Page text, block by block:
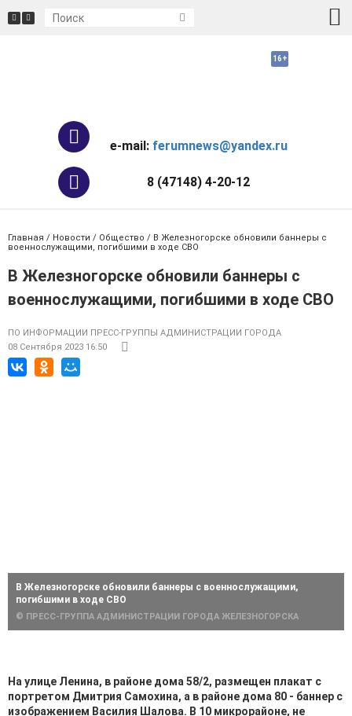
e-mail: ferumnews@yandex.ru
8 (47148) 4-20-12
Главная / Новости / Общество / В Железногорске обновили баннеры с
военнослужащими, погибшими в ходе СВО
В Железногорске обновили баннеры с
военнослужащими, погибшими в ходе СВО
ПО ИНФОРМАЦИИ ПРЕСС-ГРУППЫ АДМИНИСТРАЦИИ ГОРОДА
08 Сентября 2023 16:50
В Железногорске обновили баннеры с военнослужащими,
погибшими в ходе СВО
© ПРЕСС-ГРУППА АДМИНИСТРАЦИИ ГОРОДА ЖЕЛЕЗНОГОРСКА
На улице Ленина, в районе дома 58/2, размещен плакат с
портретом Дмитрия Самохина, а в районе дома 80 - баннер с
изображением Василия Шалова. В 10 микрорайоне, не